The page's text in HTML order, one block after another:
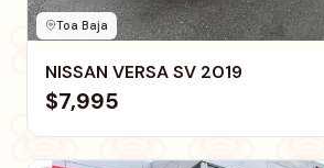
Toa Baja
NISSAN VERSA SV 2019
$7,995